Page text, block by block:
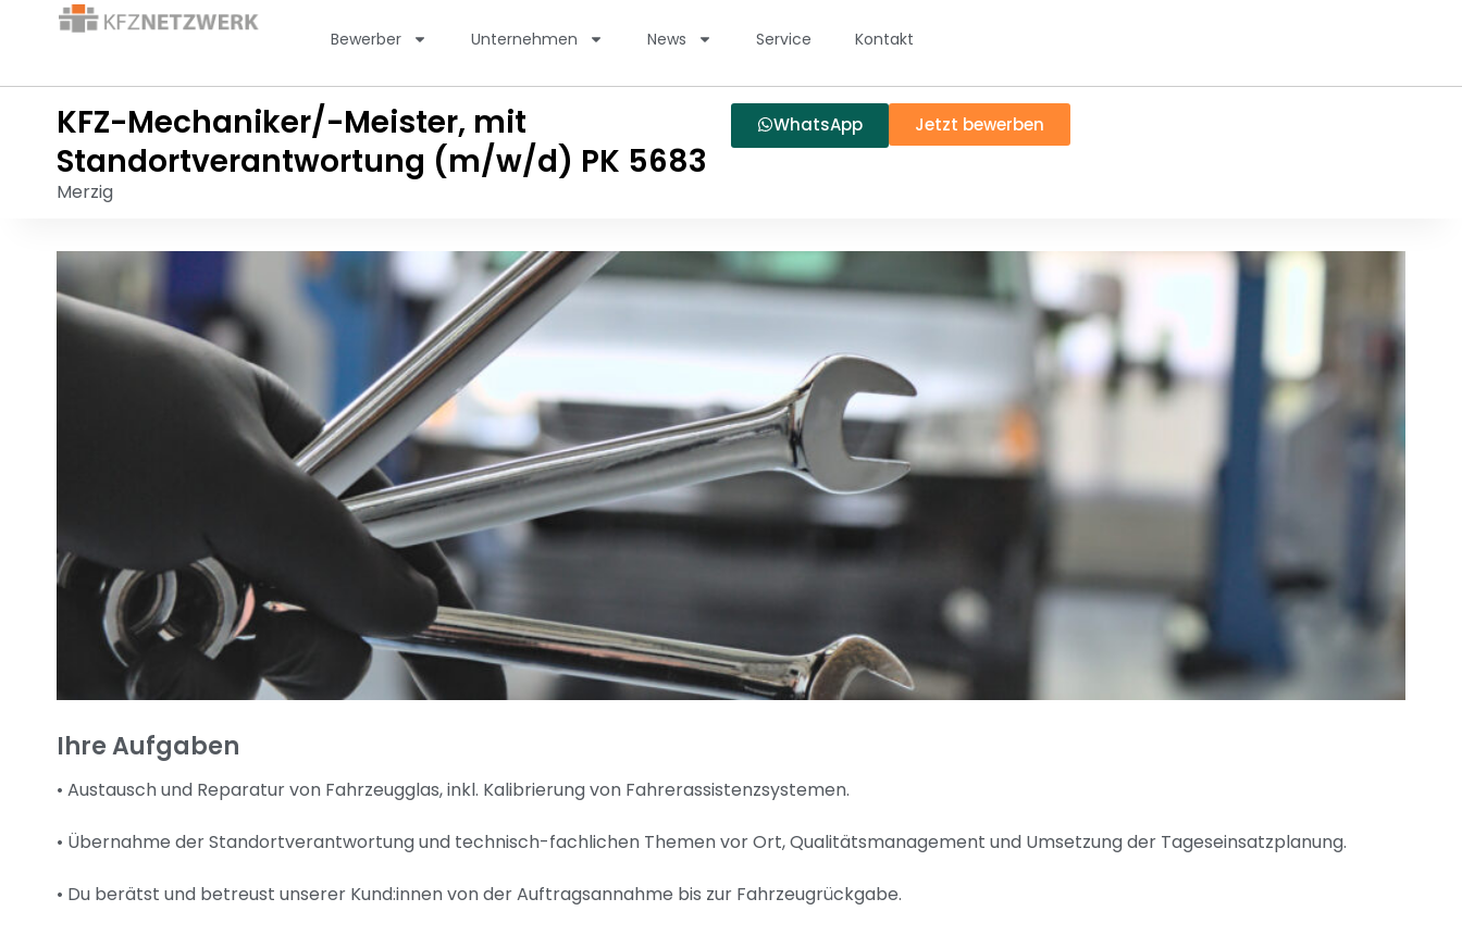
Bewerber Unternehmen News Service Kontakt
KFZ-Mechaniker/-Meister, mit
Standortverantwortung (m/w/d) PK 5683
Merzig
WhatsApp Jetzt bewerben
Ihre Aufgaben
• Austausch und Reparatur von Fahrzeugglas, inkl. Kalibrierung von Fahrerassistenzsystemen.
• Übernahme der Standortverantwortung und technisch-fachlichen Themen vor Ort, Qualitätsmanagement und Umsetzung der Tageseinsatzplanung.
• Du berätst und betreust unserer Kund:innen von der Auftragsannahme bis zur Fahrzeugrückgabe.